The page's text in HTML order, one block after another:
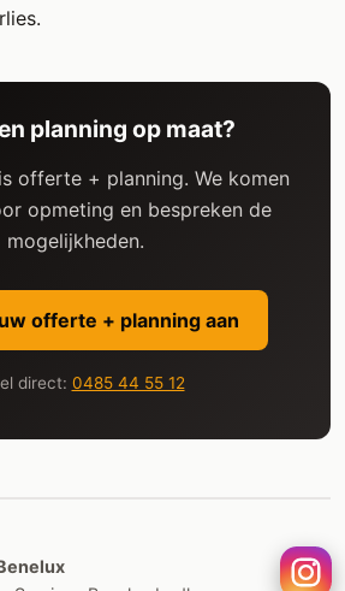
planning op maat?
offerte + planning. We komen
opmeting en bespreken de
mogelijkheden.
offerte + planning aan
direct: 0485 44 55 12